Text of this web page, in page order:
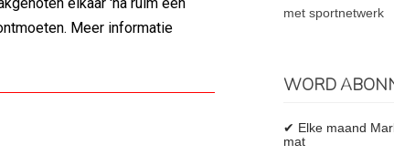
Meer informatie
met sportnetwerk
WORD
✔ Elke maand
mat